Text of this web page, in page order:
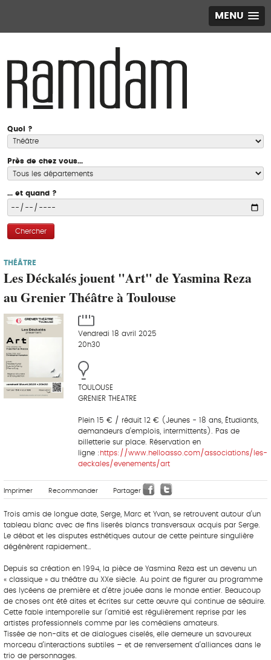
MENU
Quoi ?
Près de chez vous...
... et quand ?
Chercher
THÉÂTRE
Les Déckalés jouent "Art" de Yasmina Reza
au Grenier Théâtre à Toulouse
Vendredi 18 avril 2025
20h30
TOULOUSE
GRENIER THEATRE
Plein 15 € / réduit 12 € (Jeunes - 18 ans, Étudiants,
demandeurs d’emplois, intermittents). Pas de
billetterie sur place. Réservation en
ligne :https://www.helloasso.com/associations/les-
deckales/evenements/art
Imprimer Recommander Partager
Trois amis de longue date, Serge, Marc et Yvan, se retrouvent autour d’un
tableau blanc avec de fins liserés blancs transversaux acquis par Serge.
Le débat et les disputes esthétiques autour de cette peinture singulière
dégénèrent rapidement…
Depuis sa création en 1994, la pièce de Yasmina Reza est un devenu un
« classique » du théâtre du XXe siècle. Au point de figurer au programme
des lycéens de première et d’être jouée dans le monde entier. Beaucoup
de choses ont été dites et écrites sur cette œuvre qui continue de séduire.
Cette fable intemporelle sur l’amitié est régulièrement reprise par les
artistes professionnels comme par les comédiens amateurs.
Tissée de non-dits et de dialogues ciselés, elle demeure un savoureux
morceau d’interactions subtiles – et de renversement d’alliances dans le
trio de personnages.